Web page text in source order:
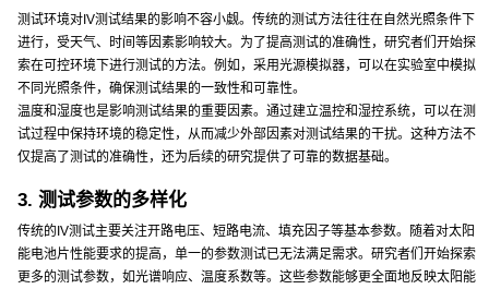
测试环境对IV测试结果的影响不容小觑。传统的测试方法往往在自然光照条件下
进行，受天气、时间等因素影响较大。为了提高测试的准确性，研究者们开始探
索在可控环境下进行测试的方法。例如，采用光源模拟器，可以在实验室中模拟
不同光照条件，确保测试结果的一致性和可靠性。
温度和湿度也是影响测试结果的重要因素。通过建立温控和湿控系统，可以在测
试过程中保持环境的稳定性，从而减少外部因素对测试结果的干扰。这种方法不
仅提高了测试的准确性，还为后续的研究提供了可靠的数据基础。
3. 测试参数的多样化
传统的IV测试主要关注开路电压、短路电流、填充因子等基本参数。随着对太阳
能电池片性能要求的提高，单一的参数测试已无法满足需求。研究者们开始探索
更多的测试参数，如光谱响应、温度系数等。这些参数能够更全面地反映太阳能